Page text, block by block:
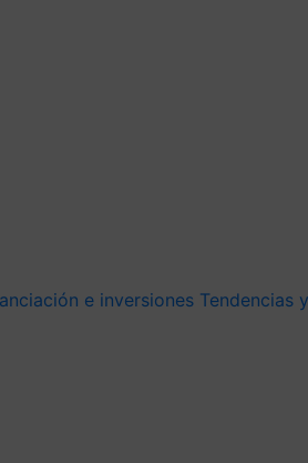
e inversiones Tendencias